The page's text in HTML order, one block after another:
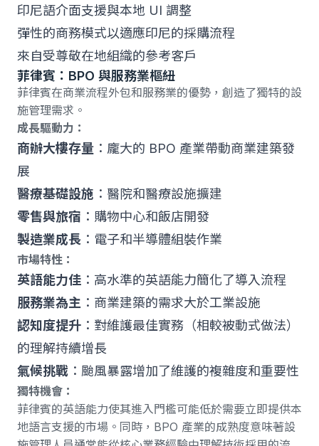
印尼語介面支援與本地 UI 調整
彈性的商務模式以適應印尼的採購流程
來自受尊敬在地組織的參考客戶
菲律賓：BPO 與服務業樞紐
菲律賓在商業流程外包和服務業的優勢，創造了獨特的設
施管理需求。
成長驅動力：
商辦大樓存量 ：龐大的 BPO 產業帶動商業建築發
展
醫療基礎設施 ：醫院和醫療設施擴建
零售與旅宿 ：購物中心和飯店開發
製造業成長 ：電子和半導體組裝作業
市場特性：
英語能力佳 ：高水準的英語能力簡化了導入流程
服務業為主 ：商業建築的需求大於工業設施
認知度提升 ：對維護最佳實務（相較被動式做法）
的理解持續增長
氣候挑戰 ：颱風暴露增加了維護的複雜度和重要性
獨特機會：
菲律賓的英語能力使其進入門檻可能低於需要立即提供本
地語言支援的市場。同時，BPO 產業的成熟度意味著設